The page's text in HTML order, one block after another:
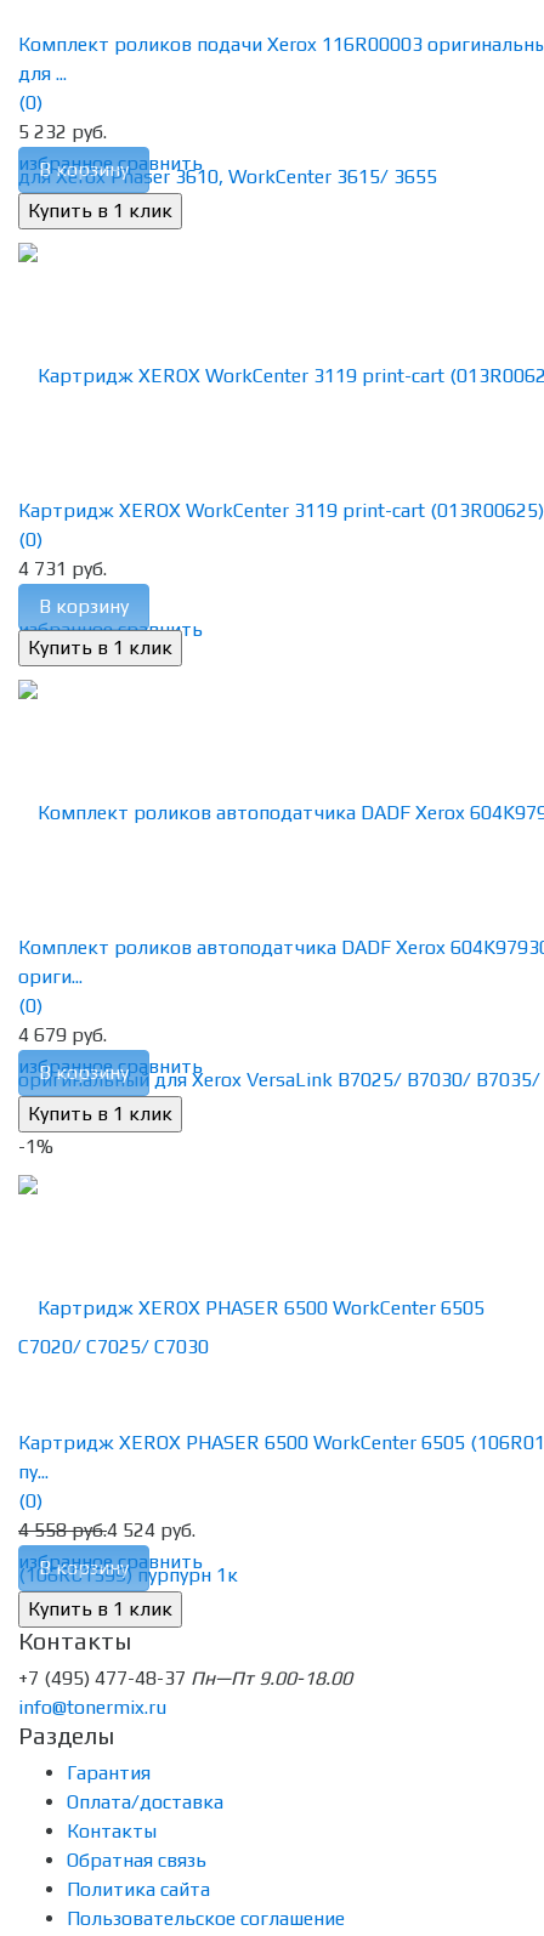
избранное сравнить
Комплект роликов подачи Xerox 116R00003
для ...
(0)
5 232 руб.
В корзину
избранное сравнить
Картридж XEROX WorkCenter 3119 print-cart
(0)
4 731 руб.
В корзину
избранное сравнить
Комплект роликов автоподатчика DADF Xerox
ориги...
(0)
4 679 руб.
В корзину
-1%
избранное сравнить
Картридж XEROX PHASER 6500 WorkCenter 6505
пу...
(0)
4 558 руб.4 524 руб.
В корзину
Контакты
+7 (495) 477-48-37 Пн—Пт 9.00-18.00
info@tonermix.ru
Разделы
Гарантия
Оплата/доставка
Контакты
Обратная связь
Политика сайта
Пользовательское соглашение